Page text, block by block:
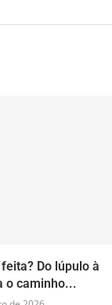
Do lúpulo à
o caminho...